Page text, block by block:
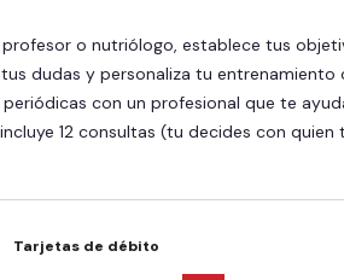
tus dudas y personaliza tu
con un profesional que te
12 consultas (tu decides con
Tarjetas de débito